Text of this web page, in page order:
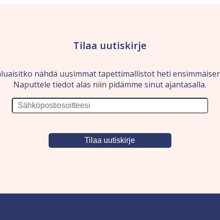
Tilaa uutiskirje
nähdä uusimmat tapettimallistot heti
Naputtele tiedot alas niin pidämme sinut ajantasalla.